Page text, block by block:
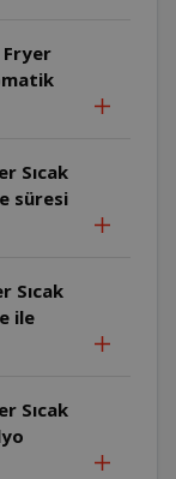
Sıcak
süresi
Sıcak
ile
Sıcak